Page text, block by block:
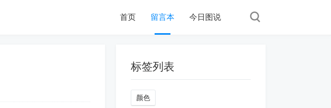
首页 留言本 今日图说
标签列表
颜色